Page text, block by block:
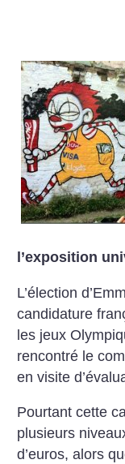
l’exposition
L’élection
candidature
les jeux
rencontré le
en visite
Pourtant cette
plusieurs
d’euros, alors